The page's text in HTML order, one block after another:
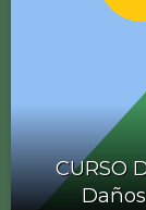
CURSO